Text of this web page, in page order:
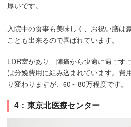
厚いです。
入院中の食事も美味しく、お祝い膳は
ことも出来るので喜ばれています。
LDR室があり、陣痛から快適に過ごす
は分娩費用に組み込まれています。費
り変わりますが、60～80万程度です。
4：東京北医療センター